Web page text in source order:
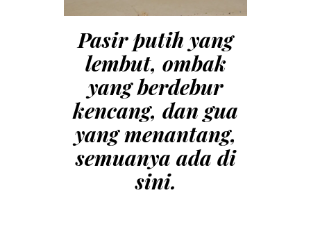
Pasir putih yang
lembut, ombak
yang berdebur
kencang, dan gua
yang menantang,
semuanya ada di
sini.